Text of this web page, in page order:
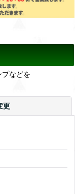
などを
更